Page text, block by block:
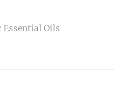
Oils